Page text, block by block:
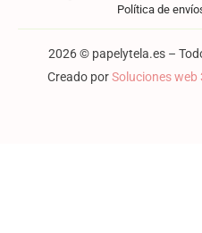
Política de
2026 © papelytela.es –
Creado porSoluciones web